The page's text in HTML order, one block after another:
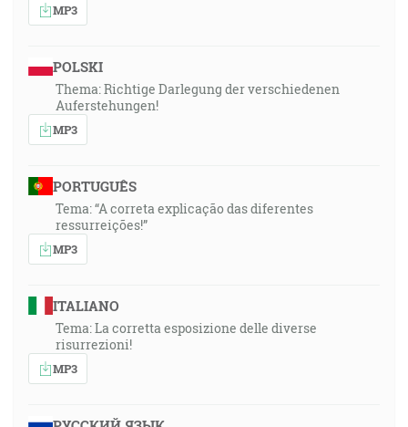
MP3
POLSKI
Thema: Richtige Darlegung der verschiedenen
Auferstehungen!
MP3
PORTUGUÊS
Tema: “A correta explicação das diferentes
ressurreições!”
MP3
ITALIANO
Tema: La corretta esposizione delle diverse
risurrezioni!
MP3